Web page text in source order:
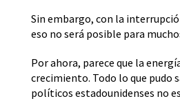
Sin embargo, con la
eso no será posible para
Por ahora, parece que la
crecimiento. Todo lo que pudo
políticos estadounidenses no